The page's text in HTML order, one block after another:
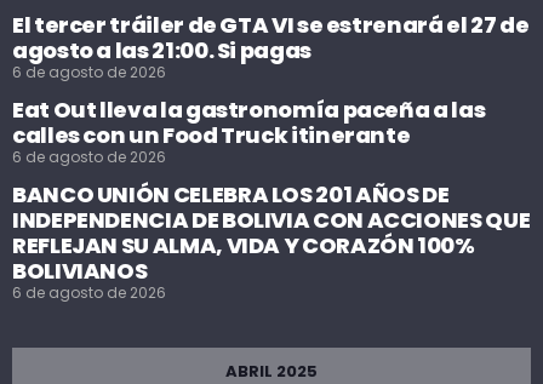
El tercer tráiler de GTA VI se estrenará el 27 de
agosto a las 21:00. Si pagas
6 de agosto de 2026
Eat Out lleva la gastronomía paceña a las
calles con un Food Truck itinerante
6 de agosto de 2026
BANCO UNIÓN CELEBRA LOS 201 AÑOS DE
INDEPENDENCIA DE BOLIVIA CON ACCIONES QUE
REFLEJAN SU ALMA, VIDA Y CORAZÓN 100%
BOLIVIANOS
6 de agosto de 2026
ABRIL 2025